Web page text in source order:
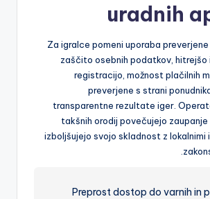
uradnih
Za igralce pomeni uporaba
zaščito osebnih podatkov, hitrejšo
registracijo, možnost plačilnih
preverjene s strani
transparentne rezultate iger.
takšnih orodij povečujejo
izboljšujejo svojo skladnost z lokalnimi
“Preprost dostop do varnih in